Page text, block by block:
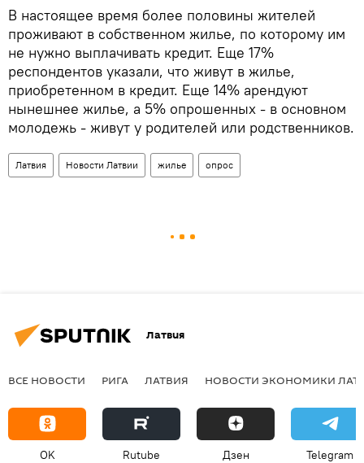
В настоящее время более половины жителей
проживают в собственном жилье, по которому им
не нужно выплачивать кредит. Еще 17%
респондентов указали, что живут в жилье,
приобретенном в кредит. Еще 14% арендуют
нынешнее жилье, а 5% опрошенных - в основном
молодежь - живут у родителей или родственников.
Латвия Новости Латвии жилье опрос
Латвия
ВСЕ НОВОСТИ РИГА ЛАТВИЯ НОВОСТИ ЭКОНОМИКИ
OK Rutube Дзен Telegram